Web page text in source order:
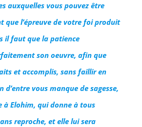
auxquelles vous pouvez être
que l’épreuve de votre foi produit
il faut que la patience
son oeuvre, afin que
et accomplis, sans faillir en
d’entre vous manque de sagesse,
à Elohim, qui donne à tous
reproche, et elle lui sera